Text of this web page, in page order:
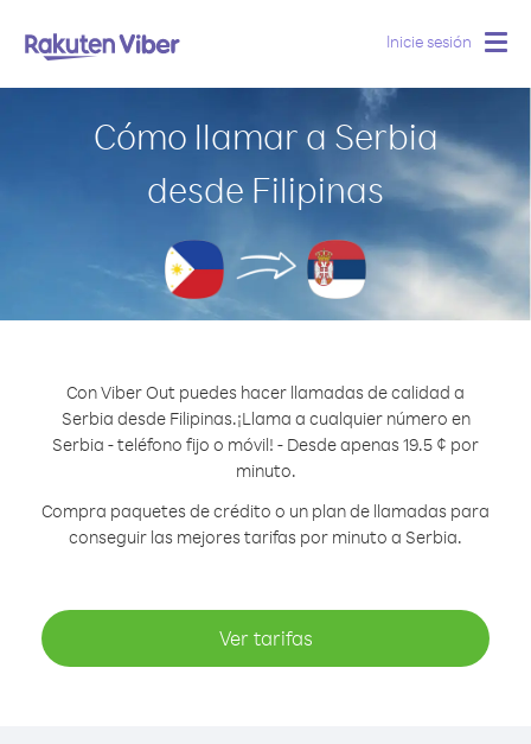
Inicie sesión
Cómo llamar a Serbia
desde Filipinas
Con Viber Out puedes hacer llamadas de calidad a
Serbia desde Filipinas.¡Llama a cualquier número en
Serbia - teléfono fijo o móvil! - Desde apenas 19.5 ¢ por
minuto.
Compra paquetes de crédito o un plan de llamadas para
conseguir las mejores tarifas por minuto a Serbia.
Ver tarifas